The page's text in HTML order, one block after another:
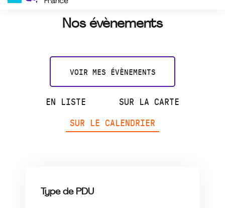
Nos évènements
VOIR MES ÉVÈNEMENTS
EN LISTE
SUR LA CARTE
SUR LE CALENDRIER
Type de PDU